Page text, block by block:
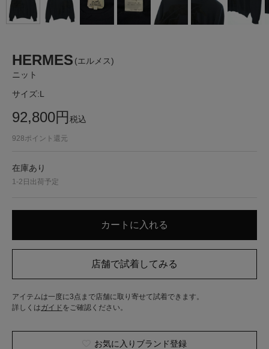
HERMES (エルメス)
ニット
サイズ:L
92,800円税込
928ポイント還元
在庫あり
1-2日出荷予定
アイテムは一度に3点まで店舗に取り寄せて試着できます。
詳しくはガイド をご確認ください。
お気に入りブランド登録